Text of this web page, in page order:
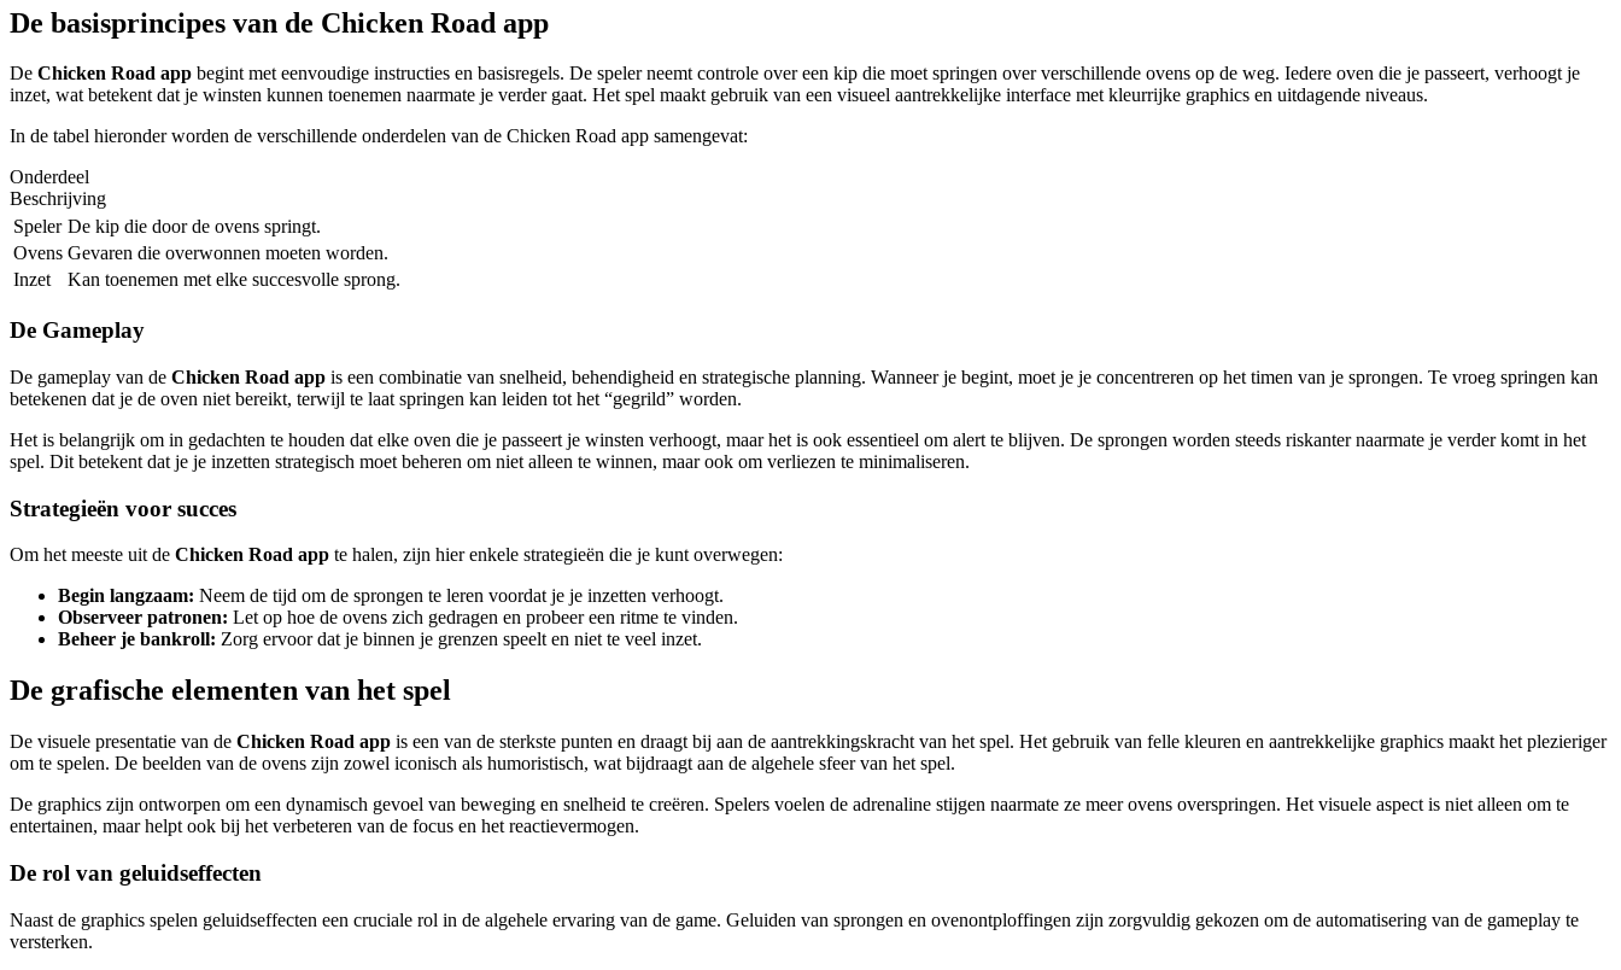
De basisprincipes van de Chicken Road app
De Chicken Road app begint met eenvoudige instructies en basisregels. De speler neemt controle over een kip die moet springen over verschillende ovens op de weg. Iedere oven die je passeert, verhoogt je
inzet, wat betekent dat je winsten kunnen toenemen naarmate je verder gaat. Het spel maakt gebruik van een visueel aantrekkelijke interface met kleurrijke graphics en uitdagende niveaus.
In de tabel hieronder worden de verschillende onderdelen van de Chicken Road app samengevat:
Onderdeel
Beschrijving
Speler De kip die door de ovens springt.
Ovens Gevaren die overwonnen moeten worden.
Inzet
Kan toenemen met elke succesvolle sprong.
De Gameplay
De gameplay van de Chicken Road app is een combinatie van snelheid, behendigheid en strategische planning. Wanneer je begint, moet je je concentreren op het timen van je sprongen. Te vroeg springen kan
betekenen dat je de oven niet bereikt, terwijl te laat springen kan leiden tot het “gegrild” worden.
Het is belangrijk om in gedachten te houden dat elke oven die je passeert je winsten verhoogt, maar het is ook essentieel om alert te blijven. De sprongen worden steeds riskanter naarmate je verder komt in het
spel. Dit betekent dat je je inzetten strategisch moet beheren om niet alleen te winnen, maar ook om verliezen te minimaliseren.
Strategieën voor succes
Om het meeste uit de Chicken Road app te halen, zijn hier enkele strategieën die je kunt overwegen:
Begin langzaam: Neem de tijd om de sprongen te leren voordat je je inzetten verhoogt.
Observeer patronen: Let op hoe de ovens zich gedragen en probeer een ritme te vinden.
Beheer je bankroll: Zorg ervoor dat je binnen je grenzen speelt en niet te veel inzet.
De grafische elementen van het spel
De visuele presentatie van de Chicken Road app is een van de sterkste punten en draagt bij aan de aantrekkingskracht van het spel. Het gebruik van felle kleuren en aantrekkelijke graphics maakt het plezieriger
om te spelen. De beelden van de ovens zijn zowel iconisch als humoristisch, wat bijdraagt aan de algehele sfeer van het spel.
De graphics zijn ontworpen om een dynamisch gevoel van beweging en snelheid te creëren. Spelers voelen de adrenaline stijgen naarmate ze meer ovens overspringen. Het visuele aspect is niet alleen om te
entertainen, maar helpt ook bij het verbeteren van de focus en het reactievermogen.
De rol van geluidseffecten
Naast de graphics spelen geluidseffecten een cruciale rol in de algehele ervaring van de game. Geluiden van sprongen en ovenontploffingen zijn zorgvuldig gekozen om de automatisering van de gameplay te
versterken.